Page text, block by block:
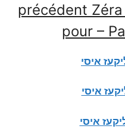
précédent
pour –
איסי
איסי
איסי